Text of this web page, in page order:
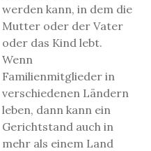
werden kann, in dem die
Mutter oder der Vater
oder das Kind lebt.
Wenn
Familienmitglieder in
verschiedenen Ländern
leben, dann kann ein
Gerichtstand auch in
mehr als einem Land